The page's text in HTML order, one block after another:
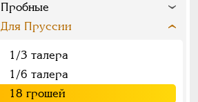
Пробные
Для Пруссии
1/3 талера
1/6 талера
18 грошей